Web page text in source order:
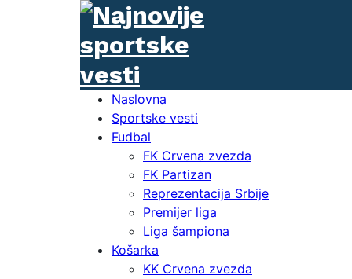
Naslovna
Sportske vesti
Fudbal
FK Crvena zvezda
FK Partizan
Reprezentacija Srbije
Premijer liga
Liga šampiona
Košarka
KK Crvena zvezda